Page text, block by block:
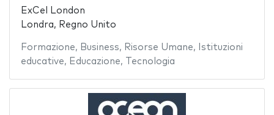
ExCel London
Londra, Regno Unito
Formazione, Business, Risorse Umane,
Istituzioni
educative, Educazione, Tecnologia